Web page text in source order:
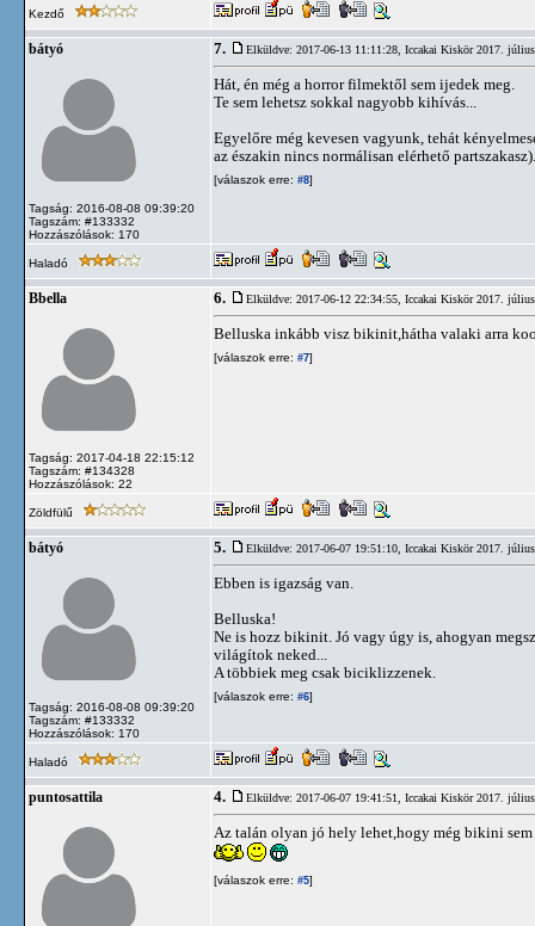
Kezdő
bátyó
Tagság: 2016-08-08 09:39:20
Tagszám: #133332
Hozzászólások: 170
7. Elküldve: 2017-06-13 11:11:28, Iccakai Kiskör 2017.
Hát, én még a horror filmektől sem ijedek meg.
Te sem lehetsz sokkal nagyobb kihívás...
Egyelőre még kevesen vagyunk, tehát
az északin nincs normálisan elérhető partszakasz).
[válaszok erre: #8]
Haladó
Bbella
Tagság: 2017-04-18 22:15:12
Tagszám: #134328
Hozzászólások: 22
6. Elküldve: 2017-06-12 22:34:55, Iccakai Kiskör 2017.
Belluska inkább visz bikinit,hátha valaki arra
[válaszok erre: #7]
Zöldfülű
bátyó
Tagság: 2016-08-08 09:39:20
Tagszám: #133332
Hozzászólások: 170
5. Elküldve: 2017-06-07 19:51:10, Iccakai Kiskör 2017.
Ebben is igazság van.
Belluska!
Ne is hozz bikinit. Jó vagy úgy is, ahogyan
világítok neked...
A többiek meg csak biciklizzenek.
[válaszok erre: #6]
Haladó
puntosattila 4. Elküldve: 2017-06-07 19:41:51, Iccakai Kiskör 2017.
Az talán olyan jó hely lehet,hogy még bikini
[válaszok erre: #5]